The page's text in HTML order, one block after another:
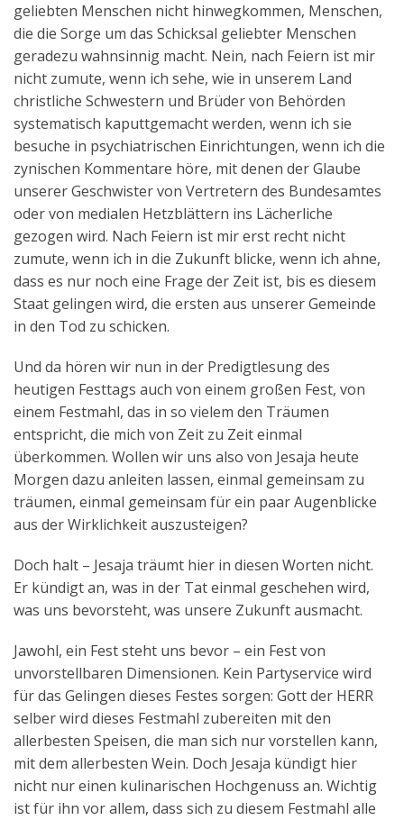
geliebten Menschen nicht hinwegkommen, Menschen,
die die Sorge um das Schicksal geliebter Menschen
geradezu wahnsinnig macht. Nein, nach Feiern ist mir
nicht zumute, wenn ich sehe, wie in unserem Land
christliche Schwestern und Brüder von Behörden
systematisch kaputtgemacht werden, wenn ich sie
besuche in psychiatrischen Einrichtungen, wenn ich die
zynischen Kommentare höre, mit denen der Glaube
unserer Geschwister von Vertretern des Bundesamtes
oder von medialen Hetzblättern ins Lächerliche
gezogen wird. Nach Feiern ist mir erst recht nicht
zumute, wenn ich in die Zukunft blicke, wenn ich ahne,
dass es nur noch eine Frage der Zeit ist, bis es diesem
Staat gelingen wird, die ersten aus unserer Gemeinde
in den Tod zu schicken.
Und da hören wir nun in der Predigtlesung des
heutigen Festtags auch von einem großen Fest, von
einem Festmahl, das in so vielem den Träumen
entspricht, die mich von Zeit zu Zeit einmal
überkommen. Wollen wir uns also von Jesaja heute
Morgen dazu anleiten lassen, einmal gemeinsam zu
träumen, einmal gemeinsam für ein paar Augenblicke
aus der Wirklichkeit auszusteigen?
Doch halt – Jesaja träumt hier in diesen Worten nicht.
Er kündigt an, was in der Tat einmal geschehen wird,
was uns bevorsteht, was unsere Zukunft ausmacht.
Jawohl, ein Fest steht uns bevor – ein Fest von
unvorstellbaren Dimensionen. Kein Partyservice wird
für das Gelingen dieses Festes sorgen: Gott der HERR
selber wird dieses Festmahl zubereiten mit den
allerbesten Speisen, die man sich nur vorstellen kann,
mit dem allerbesten Wein. Doch Jesaja kündigt hier
nicht nur einen kulinarischen Hochgenuss an. Wichtig
ist für ihn vor allem, dass sich zu diesem Festmahl alle